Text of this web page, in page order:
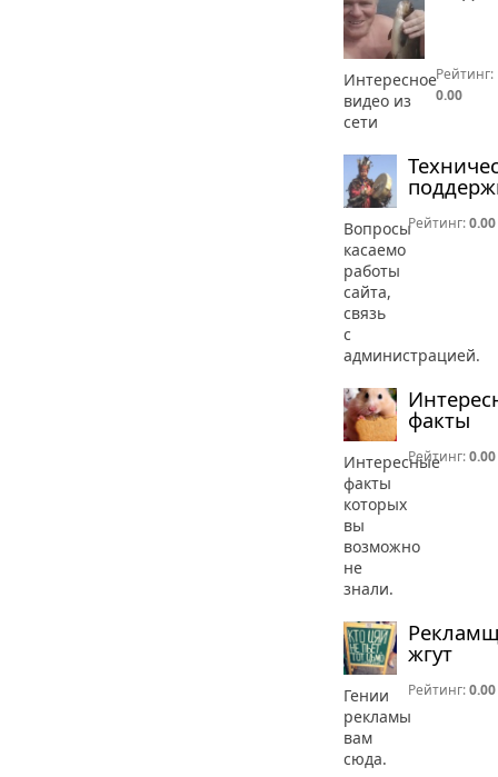
Интересное
видео из
сети
Рейтинг:
0.00
Вопросы
касаемо
работы
сайта,
связь
с
администрацией.
Рейтинг:0.00
факты
Интересные
факты
которых
вы
возможно
не
знали.
Рейтинг:0.00
жгут
Гении
рекламы
вам
сюда.
Рейтинг:0.00